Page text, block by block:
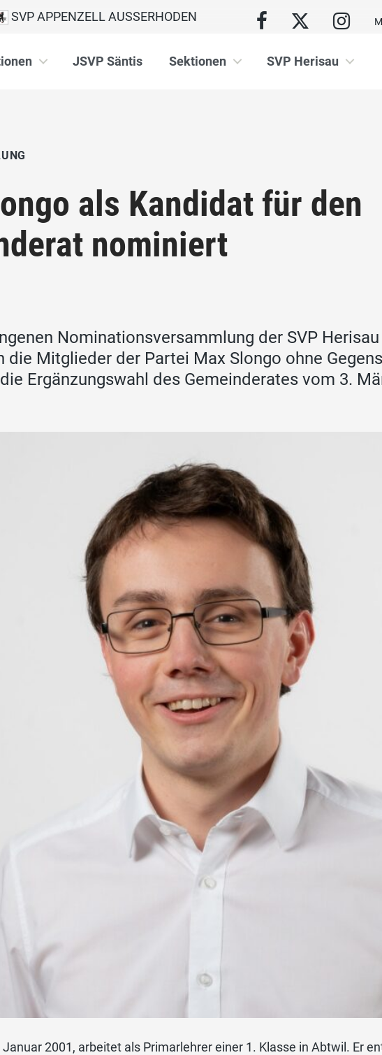
SVP APPENZELL AUSSERHODEN
JSVP Säntis Sektionen SVP Herisau
als Kandidat für den
nominiert
Nominationsversammlung der SVP
die Mitglieder der Partei Max Slongo ohne
Ergänzungswahl des Gemeinderates vom 3.
Januar 2001, arbeitet als Primarlehrer einer 1. Klasse in Abtwil. Er